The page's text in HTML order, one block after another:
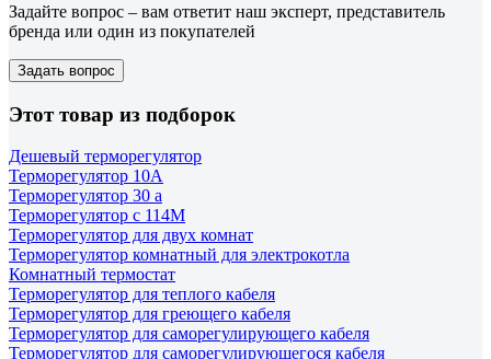
Задайте вопрос – вам ответит наш эксперт, представитель
бренда или один из покупателей
Задать вопрос
Этот товар из подборок
Дешевый терморегулятор
Терморегулятор 10А
Терморегулятор 30 а
Терморегулятор с 114М
Терморегулятор для двух комнат
Терморегулятор комнатный для электрокотла
Комнатный термостат
Терморегулятор для теплого кабеля
Терморегулятор для греющего кабеля
Терморегулятор для саморегулирующего кабеля
Терморегулятор для саморегулирующегося кабеля